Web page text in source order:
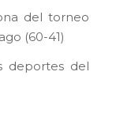
del torneo
(60-41)
deportes del